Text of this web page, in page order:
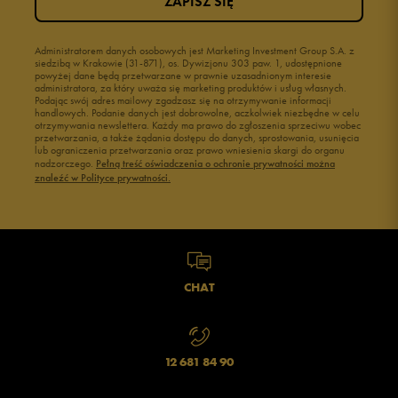
Administratorem danych osobowych jest Marketing Investment Group S.A. z
siedzibą w Krakowie (31-871), os. Dywizjonu 303 paw. 1, udostępnione
powyżej dane będą przetwarzane w prawnie uzasadnionym interesie
administratora, za który uważa się marketing produktów i usług własnych.
Podając swój adres mailowy zgadzasz się na otrzymywanie informacji
handlowych. Podanie danych jest dobrowolne, aczkolwiek niezbędne w celu
otrzymywania newslettera. Każdy ma prawo do zgłoszenia sprzeciwu wobec
przetwarzania, a także żądania dostępu do danych, sprostowania, usunięcia
lub ograniczenia przetwarzania oraz prawo wniesienia skargi do organu
nadzorczego. Pełną treść oświadczenia o ochronie prywatności można
znaleźć w Polityce prywatności.
CHAT
12 681 84 90